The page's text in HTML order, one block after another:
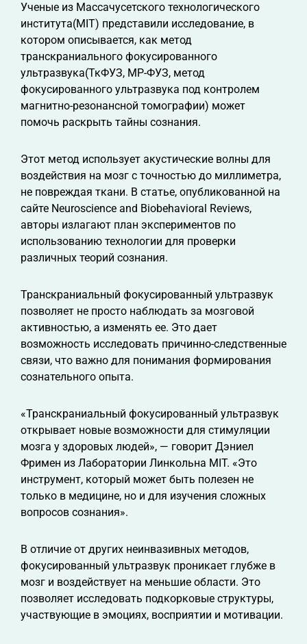
Ученые из Массачусетского технологического
института(MIT) представили исследование, в
котором описывается, как метод
транскраниального фокусированного
ультразвука(ТкФУЗ, МР-ФУЗ, метод
фокусированного ультразвука под контролем
магнитно-резонансной томографии) может
помочь раскрыть тайны сознания.
Этот метод использует акустические волны для
воздействия на мозг с точностью до миллиметра,
не повреждая ткани. В статье, опубликованной на
сайте Neuroscience and Biobehavioral Reviews,
авторы излагают план экспериментов по
использованию технологии для проверки
различных теорий сознания.
Транскраниальный фокусированный ультразвук
позволяет не просто наблюдать за мозговой
активностью, а изменять ее. Это дает
возможность исследовать причинно-следственные
связи, что важно для понимания формирования
сознательного опыта.
«Транскраниальный фокусированный ультразвук
открывает новые возможности для стимуляции
мозга у здоровых людей», — говорит Дэниел
Фримен из Лаборатории Линкольна MIT. «Это
инструмент, который может быть полезен не
только в медицине, но и для изучения сложных
вопросов сознания».
В отличие от других неинвазивных методов,
фокусированный ультразвук проникает глубже в
мозг и воздействует на меньшие области. Это
позволяет исследовать подкорковые структуры,
участвующие в эмоциях, восприятии и мотивации.